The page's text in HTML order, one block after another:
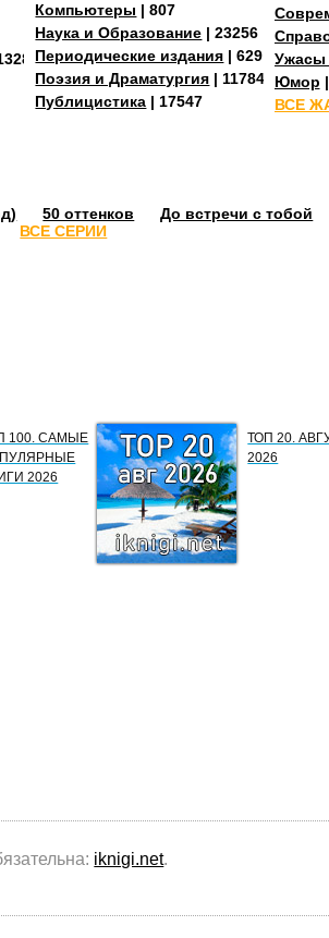
Компьютеры | 807
Наука и Образование | 23256
Периодические издания | 629
Поэзия и Драматургия | 11784
Публицистика | 17547
Ужасы
Юмор
ВСЕ
50 оттенков До встречи с тобой
ВСЕ СЕРИИ
100. САМЫЕ
2026
ТОП 20.
2026
iknigi.net.